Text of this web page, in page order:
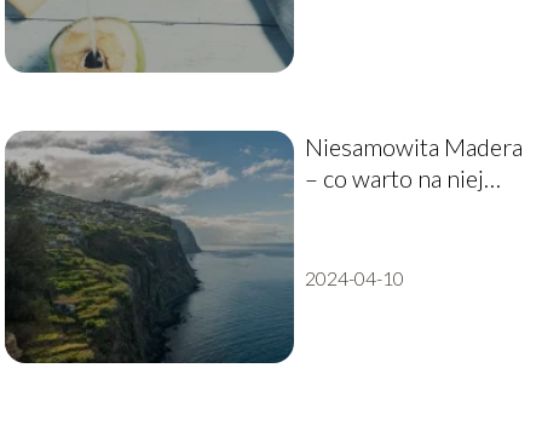
Niesamowita Madera
– co warto na niej
2024-04-10